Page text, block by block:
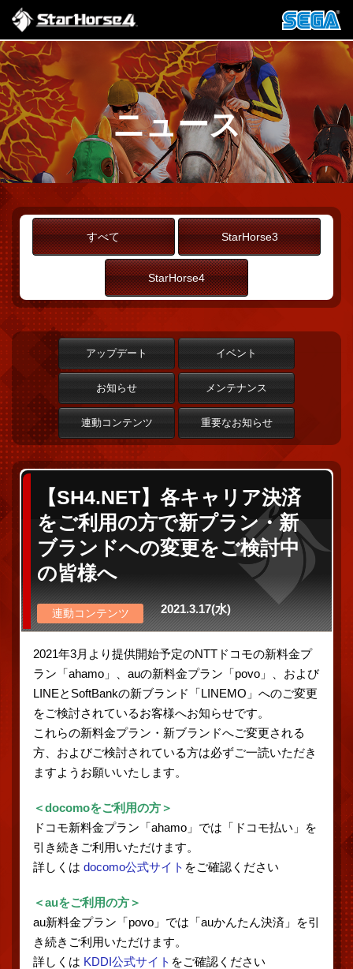
ニュース
すべて StarHorse3
StarHorse4
アップデート イベント
お知らせ メンテナンス
連動コンテンツ 重要なお知らせ
【SH4.NET】各キャリア決済
をご利用の方で新プラン・新
ブランドへの変更をご検討中
の皆様へ
連動コンテンツ 2021.3.17(水)
2021年3月より提供開始予定のNTTドコモの新料金プ
ラン「ahamo」、auの新料金プラン「povo」、および
LINEとSoftBankの新ブランド「LINEMO」へのご変更
をご検討されているお客様へお知らせです。
これらの新料金プラン・新ブランドへご変更される
方、およびご検討されている方は必ずご一読いただき
ますようお願いいたします。
＜docomoをご利用の方＞
ドコモ新料金プラン「ahamo」では「ドコモ払い」を
引き続きご利用いただけます。
詳しくは docomo公式サイト をご確認ください
＜auをご利用の方＞
au新料金プラン「povo」では「auかんたん決済」を引
き続きご利用いただけます。
詳しくは KDDI公式サイト をご確認ください